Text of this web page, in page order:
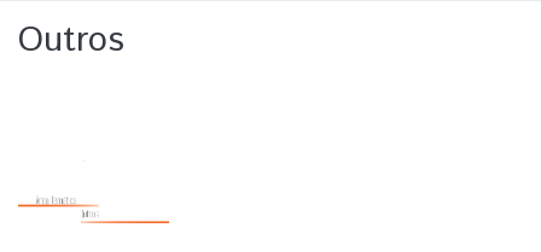
Statistics
Outros